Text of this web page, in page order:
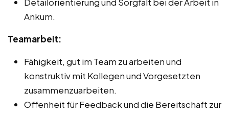
Ankum.
Teamarbeit:
Fähigkeit, gut im Team zu arbeiten und
konstruktiv mit Kollegen und Vorgesetzten
zusammenzuarbeiten.
Offenheit für Feedback und die Bereitschaft zur